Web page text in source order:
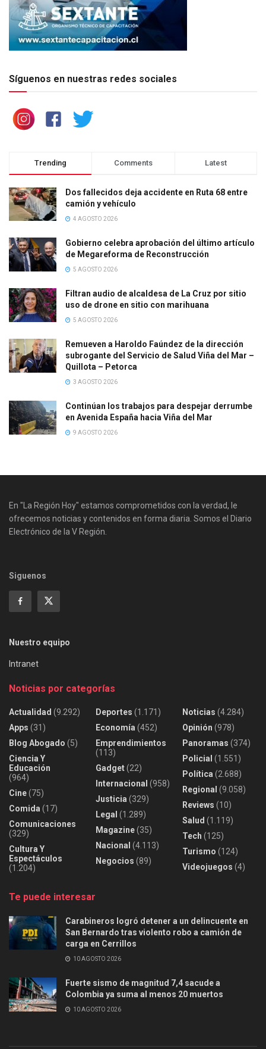
Síguenos en nuestras redes sociales
Trending Comments Latest
Dos fallecidos deja accidente en Ruta 68 entre
camión y vehículo
4 AGOSTO 2026
Gobierno celebra aprobación del último artículo
de Megareforma de Reconstrucción
5 AGOSTO 2026
Filtran audio de alcaldesa de La Cruz por sitio
uso de drone en sitio con marihuana
5 AGOSTO 2026
Remueven a Haroldo Faúndez de la dirección
subrogante del Servicio de Salud Viña del Mar –
Quillota – Petorca
3 AGOSTO 2026
Continúan los trabajos para despejar derrumbe
en Avenida España hacia Viña del Mar
9 AGOSTO 2026
En "La Región Hoy" estamos comprometidos con la verdad, le
ofrecemos noticias y contenidos en forma diaria. Somos el Diario
Electrónico de la V Región.
Siguenos
Nuestro equipo
Intranet
Noticias por categorías
Actualidad (9.292)
Apps (31)
Blog Abogado (5)
Ciencia Y
Educación
(964)
Cine(75)
Comida (17)
Comunicaciones
(329)
Cultura Y
Espectáculos
(1.204)
Deportes (1.171)
Economía (452)
Emprendimientos
(113)
Gadget(22)
Internacional (958)
Justicia (329)
Legal (1.289)
Magazine(35)
Nacional (4.113)
Negocios (89)
Noticias (4.284)
Opinión (978)
Panoramas (374)
Policial (1.551)
Política (2.688)
Regional (9.058)
Reviews (10)
Salud (1.119)
Tech (125)
Turismo (124)
Videojuegos (4)
Te puede interesar
Carabineros logró detener a un delincuente en
San Bernardo tras violento robo a camión de
carga en Cerrillos
10 AGOSTO 2026
Fuerte sismo de magnitud 7,4 sacude a
Colombia ya suma al menos 20 muertos
10 AGOSTO 2026